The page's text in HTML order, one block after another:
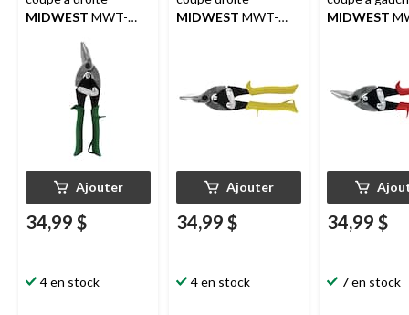
MIDWEST MWT-
Glideech, poignées
Kush'n-Power à prise
confortable
Ajouter
34,99 $
4 en stock
MIDWEST MWT-
confortable
Ajouter
34,99 $
4 en stock
MIDWEST
confortable
34,99 $
7 en stock